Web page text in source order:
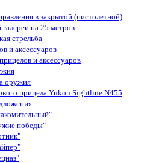
в закрытой (пистолетной)
галереи на 25 метров
стрельба
и аксессуаров
и аксессуаров
оружия
прицела Yukon Sightline N455
победы"